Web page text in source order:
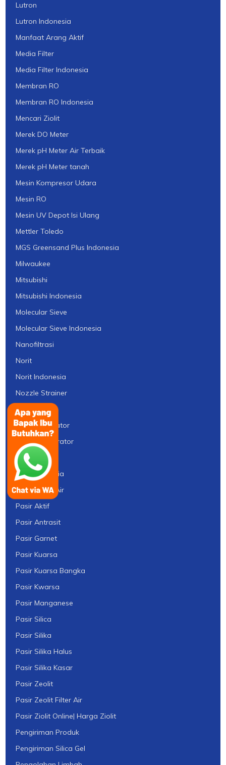
Lutron
Lutron Indonesia
Manfaat Arang Aktif
Media Filter
Media Filter Indonesia
Membran RO
Membran RO Indonesia
Mencari Ziolit
Merek DO Meter
Merek pH Meter Air Terbaik
Merek pH Meter tanah
Mesin Kompresor Udara
Mesin RO
Mesin UV Depot Isi Ulang
Mettler Toledo
MGS Greensand Plus Indonesia
Milwaukee
Mitsubishi
Mitsubishi Indonesia
Molecular Sieve
Molecular Sieve Indonesia
Nanofiltrasi
Norit
Norit Indonesia
Nozzle Strainer
ORP Meter
Ozon Generator
Ozone Generator
PAC
PAC Indonesia
Paket Filter Air
Pasir Aktif
Pasir Antrasit
Pasir Garnet
Pasir Kuarsa
Pasir Kuarsa Bangka
Pasir Kwarsa
Pasir Manganese
Pasir Silica
Pasir Silika
Pasir Silika Halus
Pasir Silika Kasar
Pasir Zeolit
Pasir Zeolit Filter Air
Pasir Ziolit Online| Harga Ziolit
Pengiriman Produk
Pengiriman Silica Gel